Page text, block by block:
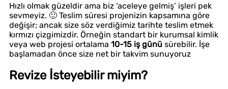
Hızlı olmak güzeldir ama biz ‘aceleye gelmiş’ işleri pek
sevmeyiz. 🙂 Teslim süresi projenizin kapsamına göre
değişir; ancak size söz verdiğimiz tarihte teslim etmek
kırmızı çizgimizdir. Örneğin standart bir kurumsal kimlik
veya web projesi ortalama 10-15 iş günü sürebilir. İşe
başlamadan önce size net bir takvim sunuyoruz
Revize İsteyebilir miyim?